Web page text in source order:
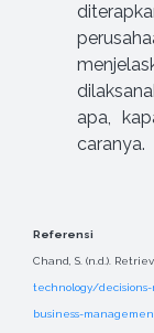
apa,
caranya.
Referensi
Chand, S. (n.d.).
technology/
business-